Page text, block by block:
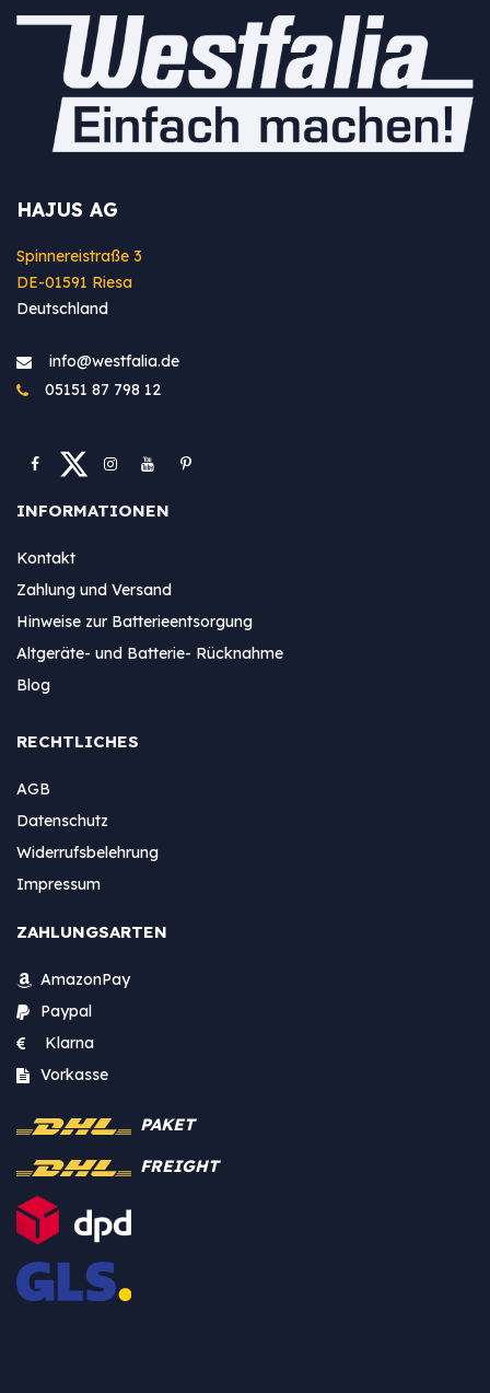
HAJUS AG
Spinnereistraße 3
DE-01591 Riesa
Deutschland
info@westfa​lia.de
05151 87 798 12
INFORMATIONEN
Kontakt
Zahlung und Versand
Hinweise zur Batterieentsorgung
Altgeräte- und Batterie- Rücknahme
Blog
RECHTLICHES
AGB
Datenschutz
Widerrufsbelehrung
Impressum
ZAHLUNGSARTEN
AmazonPay
Paypal
Klarna
Vorkasse
PAKET
FREIGHT